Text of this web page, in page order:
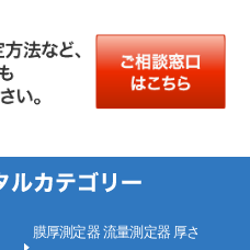
膜厚測定器 流量測定器 厚さ